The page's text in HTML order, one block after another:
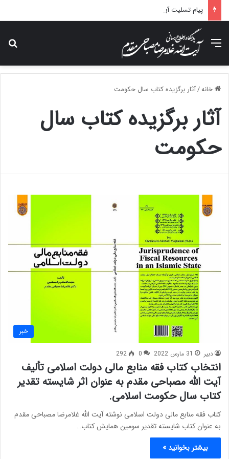
منو
خانه/آثار برگزیده کتاب سال حکومت
آثار برگزیده کتاب سال
حکومت
خبر
دبیر 31 مارس 2022 0
292
انتخاب کتاب فقه منابع مالی دولت اسلامی تألیف
آیت الله مصباحی مقدم به عنوان اثر شایسته تقدیر
کتاب سال حکومت اسلامی.
کتاب فقه منابع مالی دولت اسلامی نوشته آیت الله غلامرضا مصباحی مقدم
به عنوان کتاب شایسته تقدیر سومین همایش کتاب…
بیشتر بخوانید »